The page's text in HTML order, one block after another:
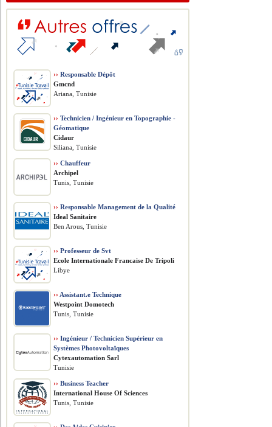
›› Responsable Dépôt
Gmcnd
Ariana, Tunisie
›› Technicien / Ingénieur en Topographie -
Géomatique
Cidaur
Siliana, Tunisie
›› Chauffeur
Archipel
Tunis, Tunisie
›› Responsable Management de la Qualité
Ideal Sanitaire
Ben Arous, Tunisie
›› Professeur de Svt
Ecole Internationale Francaise De Tripoli
Libye
›› Assistant.e Technique
Westpoint Domotech
Tunis, Tunisie
›› Ingénieur / Technicien Supérieur en
Systèmes Photovoltaïques
Cytexautomation Sarl
Tunisie
›› Business Teacher
International House Of Sciences
Tunis, Tunisie